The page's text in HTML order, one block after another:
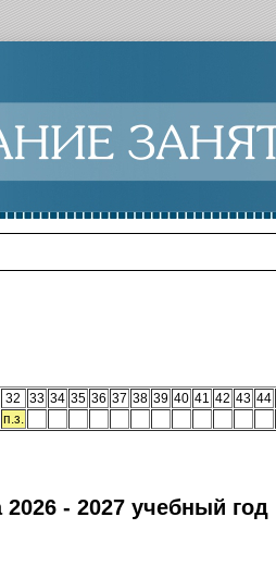
32 33 34 35 36 37 38 39 40 41 42 43 44
п.з.
- 2027 учебный год